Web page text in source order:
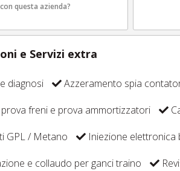
questa azienda?
e Servizi extra
diagnosi
Azzeramento spia
freni e prova ammortizzatori
GPL / Metano
Iniezione elettronica
e collaudo per ganci traino